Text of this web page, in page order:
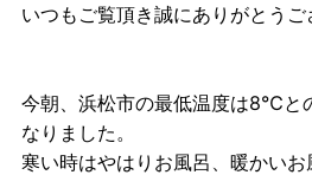
いつもご覧頂き誠にありがとうご
今朝、浜松市の最低温度は8℃と
なりました。
寒い時はやはりお風呂、暖かい